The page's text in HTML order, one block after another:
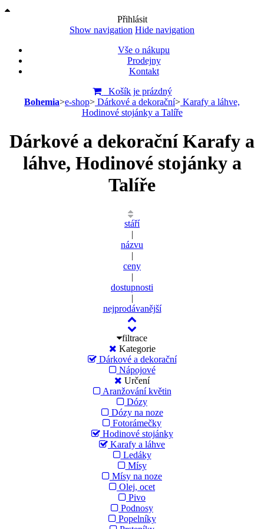
Přihlásit
Show navigation Hide navigation
Vše o nákupu
Prodejny
Kontakt
Košík je prázdný
Bohemia>e-shop> Dárkové a dekorační> Karafy a láhve,
Hodinové stojánky a Talíře
Dárkové a dekorační Karafy a
láhve, Hodinové stojánky a
Talíře
stáří
|
názvu
|
ceny
|
dostupnosti
|
nejprodávanější
filtrace
Kategorie
Dárkové a dekorační
Nápojové
Určení
Aranžování květin
Dózy
Dózy na noze
Fotorámečky
Hodinové stojánky
Karafy a láhve
Ledáky
Mísy
Mísy na noze
Olej, ocet
Pivo
Podnosy
Popelníky